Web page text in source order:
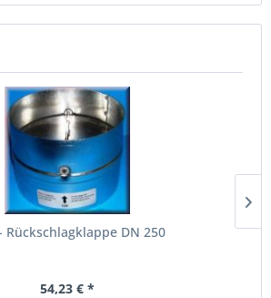
Rückschlagklappe DN 250
54,23 € *